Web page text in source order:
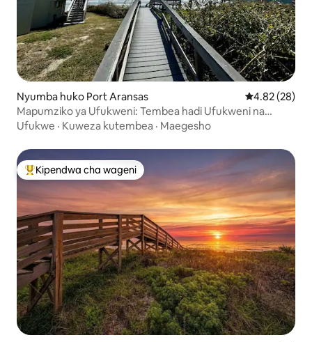
Nyumba huko Port Aransas Ukadiriaji wa
4.82 (28)
Mapumziko ya Ufukweni: Tembea hadi Ufukweni na
Bwawa, Inalala 12
Ufukwe · Kuweza kutembea · Maegesho
Kipendwa maarufu cha wageni
Kipendwa cha wageni